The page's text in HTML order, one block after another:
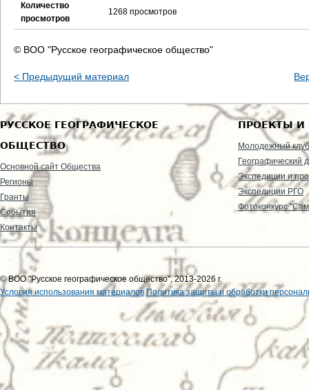
Количество
просмотров
1268 просмотров
© ВОО "Русское географическое общество"
< Предыдущий материал
РУССКОЕ ГЕОГРАФИЧЕСКОЕ
ОБЩЕСТВО
Основной сайт Общества
Регионы
Гранты
События
Контакты
ПРОЕКТЫ И
Молодежный клуб
Географический
Экспедиции и
Экспедиции РГО
Фотоконкурс
© ВОО "Русское географическое общество", 2013-2026 г.
Условия использования материалов Политика защиты и обработки